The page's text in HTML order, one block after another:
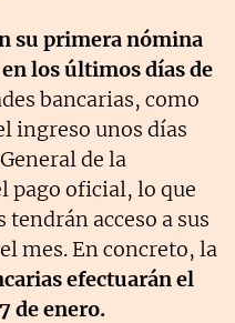
su primera nómina
los últimos días de
bancarias, como
ingreso unos días
de la
pago oficial, lo que
acceso a sus
mes. En concreto, la
efectuarán el
de enero.